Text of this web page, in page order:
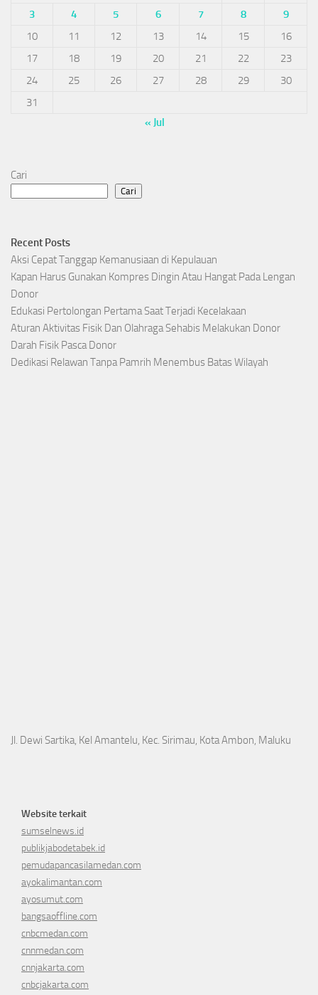
3
4 5 6 7 8
9
10
11 12 13 14 15
16
17
18 19 20 21 22
23
24
25 26 27 28 29
30
31
« Jul
Cari
Cari
Recent Posts
Aksi Cepat Tanggap Kemanusiaan di Kepulauan
Kapan Harus Gunakan Kompres Dingin Atau Hangat Pada Lengan
Donor
Edukasi Pertolongan Pertama Saat Terjadi Kecelakaan
Aturan Aktivitas Fisik Dan Olahraga Sehabis Melakukan Donor
Darah Fisik Pasca Donor
Dedikasi Relawan Tanpa Pamrih Menembus Batas Wilayah
Jl. Dewi Sartika, Kel Amantelu, Kec. Sirimau, Kota Ambon, Maluku
Website terkait
sumselnews.id
publikjabodetabek.id
pemudapancasilamedan.com
ayokalimantan.com
ayosumut.com
bangsaoffline.com
cnbcmedan.com
cnnmedan.com
cnnjakarta.com
cnbcjakarta.com